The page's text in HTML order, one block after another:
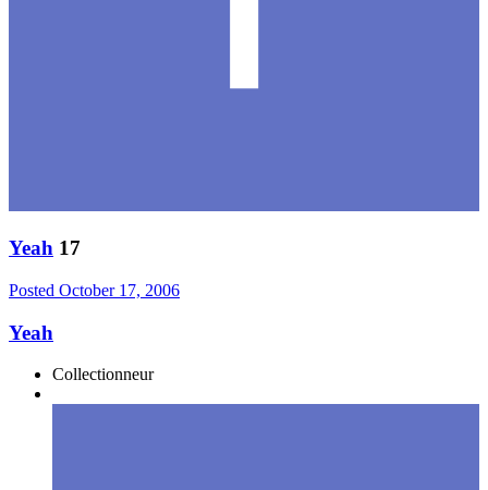
Yeah 17
Posted October 17, 2006
Yeah
Collectionneur